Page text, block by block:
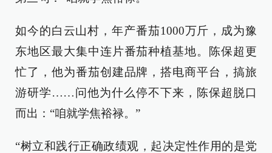
如今的白云山村，年产番茄1000万斤，成为豫
东地区最大集中连片番茄种植基地。陈保超更
忙了，他为番茄创建品牌，搭电商平台，搞旅
游研学……问他为什么停不下来，陈保超脱口
而出：“咱就学焦裕禄。”
“树立和践行正确政绩观，起决定性作用的是党